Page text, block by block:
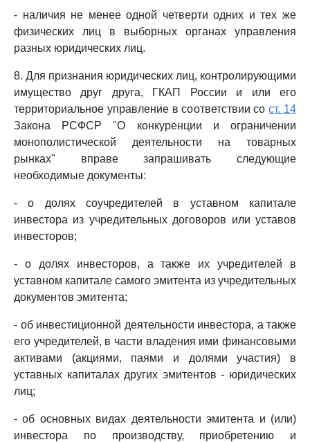
- наличия не менее одной четверти одних и тех же
физических лиц в выборных органах управления
разных юридических лиц.
8. Для признания юридических лиц, контролирующими
имущество друг друга, ГКАП России и или его
территориальное управление в соответствии сост. 14
Закона РСФСР "О конкуренции и ограничении
монополистической деятельности на товарных
рынках" вправе запрашивать следующие
необходимые документы:
- о долях соучредителей в уставном капитале
инвестора из учредительных договоров или уставов
инвесторов;
- о долях инвесторов, а также их учредителей в
уставном капитале самого эмитента из учредительных
документов эмитента;
- об инвестиционной деятельности инвестора, а также
его учредителей, в части владения ими финансовыми
активами (акциями, паями и долями участия) в
уставных капиталах других эмитентов - юридических
лиц;
- об основных видах деятельности эмитента и (или)
инвестора по производству, приобретению и